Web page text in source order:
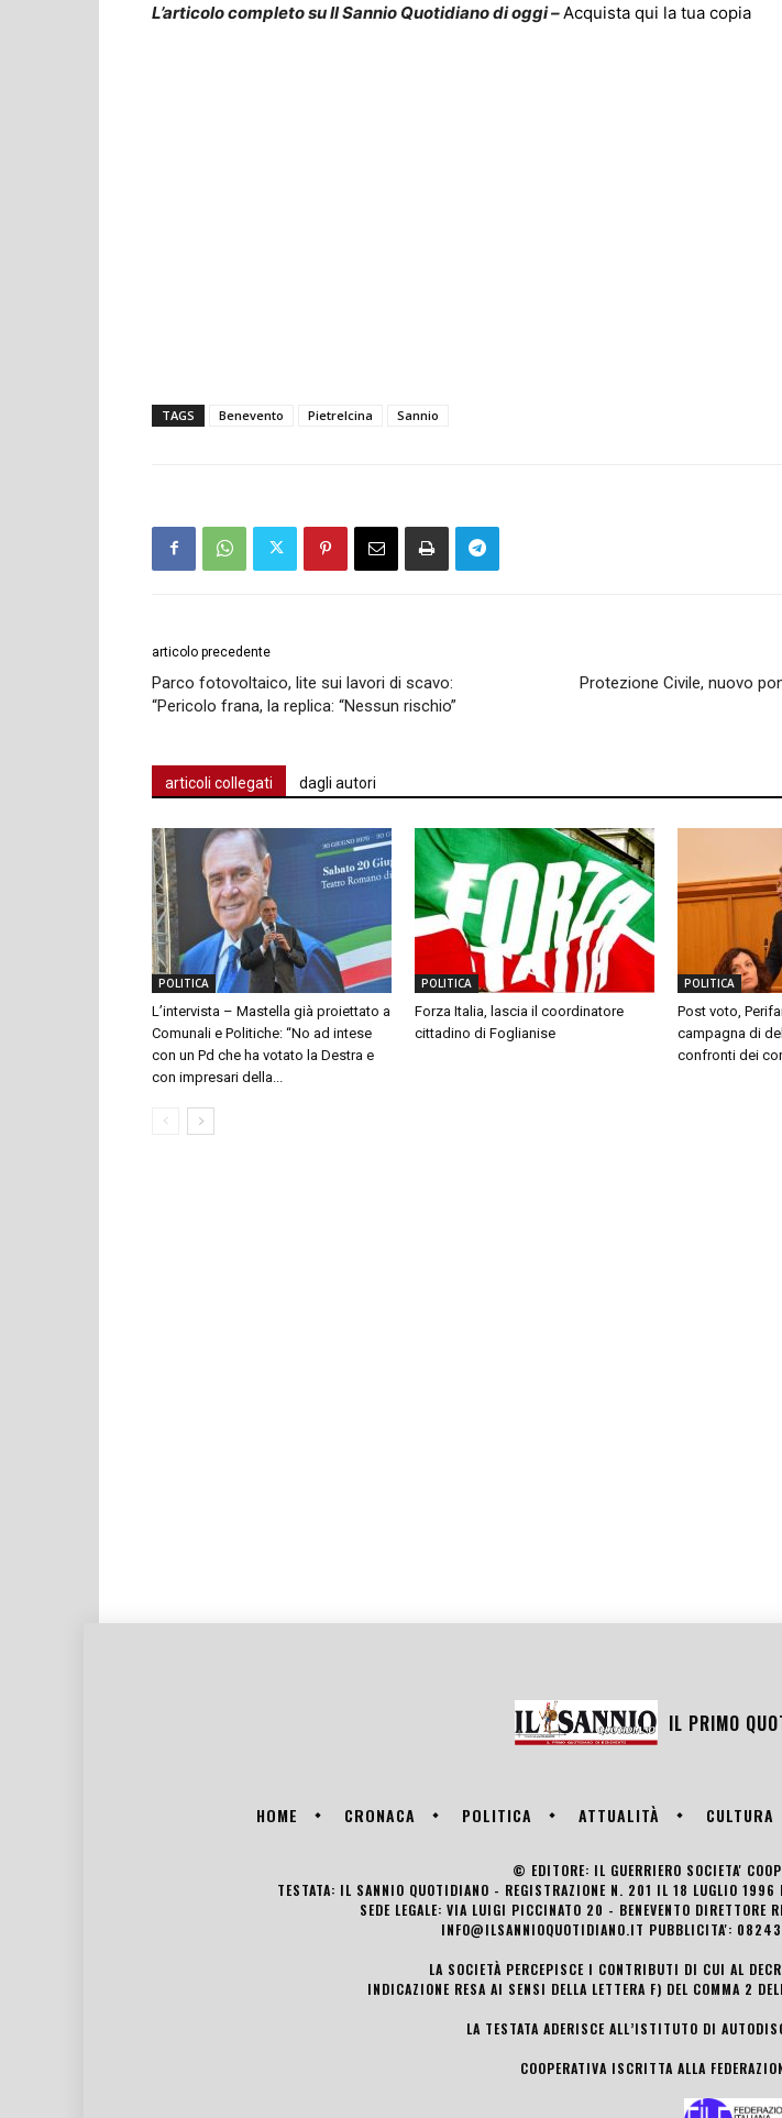
L’articolo completo su Il Sannio Quotidiano di oggi – Acquista qui la tua copia
TAGS Benevento Pietrelcina Sannio
articolo precedente
Parco fotovoltaico, lite sui lavori di scavo:
“Pericolo frana, la replica: “Nessun rischio”
Protezione Civile, nuovo
articoli collegati dagli autori
POLITICA
L’intervista – Mastella già proiettato a
Comunali e Politiche: “No ad intese
con un Pd che ha votato la Destra e
con impresari della...
POLITICA
Forza Italia, lascia il coordinatore
cittadino di Foglianise
POLITICA
Post voto,
campagna di
confronti dei
IL PRIMO
HOME CRONACA POLITICA ATTUALITÀ CULTURA
© EDITORE: IL GUERRIERO SOCIETA'
TESTATA: IL SANNIO QUOTIDIANO - REGISTRAZIONE N. 201 IL 18 LUGLIO
SEDE LEGALE: VIA LUIGI PICCINATO 20 - BENEVENTO
INFO@ILSANNIOQUOTIDIANO.IT PUBBLICITA':
LA SOCIETÀ PERCEPISCE I CONTRIBUTI DI CUI AL
INDICAZIONE RESA AI SENSI DELLA LETTERA F) DEL COMMA 2
LA TESTATA ADERISCE ALL’ISTITUTO DI
COOPERATIVA ISCRITTA ALLA